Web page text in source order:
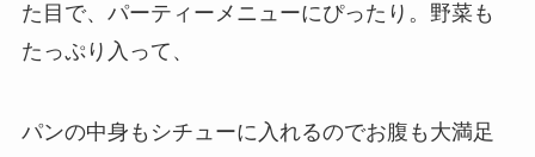
た目で、パーティーメニューにぴったり。野菜も
たっぷり入って、
パンの中身もシチューに入れるのでお腹も大満足